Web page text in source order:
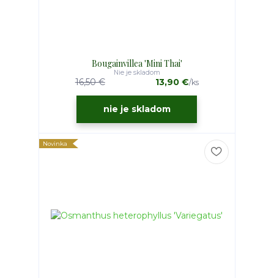
Bougainvillea 'Mini Thai'
16,50 € 13,90 €/ks
Nie je skladom
nie je skladom
Novinka